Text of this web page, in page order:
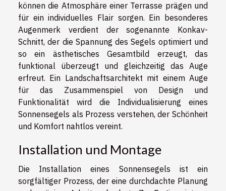
können die Atmosphäre einer Terrasse prägen und
für ein individuelles Flair sorgen. Ein besonderes
Augenmerk verdient der sogenannte Konkav-
Schnitt, der die Spannung des Segels optimiert und
so ein ästhetisches Gesamtbild erzeugt, das
funktional überzeugt und gleichzeitig das Auge
erfreut. Ein Landschaftsarchitekt mit einem Auge
für das Zusammenspiel von Design und
Funktionalität wird die Individualisierung eines
Sonnensegels als Prozess verstehen, der Schönheit
und Komfort nahtlos vereint.
Installation und Montage
Die Installation eines Sonnensegels ist ein
sorgfältiger Prozess, der eine durchdachte Planung